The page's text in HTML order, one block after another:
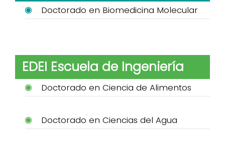
Doctorado en Biomedicina Molecular
EDEI Escuela de Ingeniería
Doctorado en Ciencia de Alimentos
Doctorado en Ciencias del Agua